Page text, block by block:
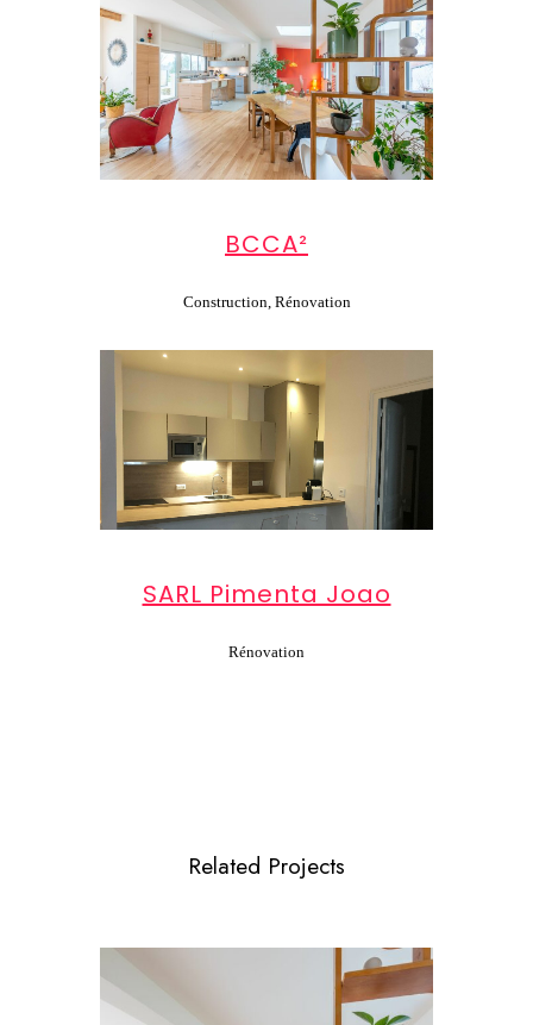
BCCA²
Construction, Rénovation
SARL Pimenta Joao
Rénovation
Related Projects